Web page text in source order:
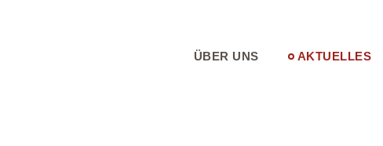
ÜBER UNS AKTUELLES